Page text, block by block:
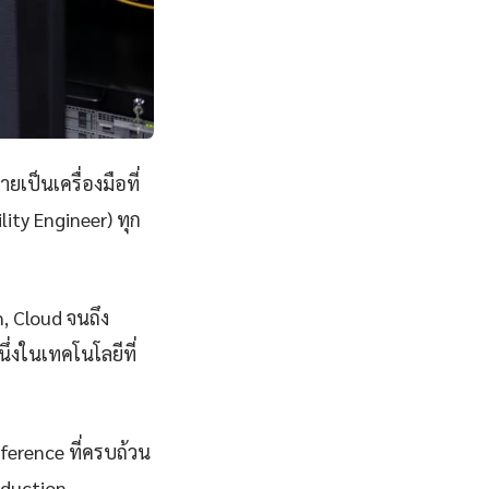
ยเป็นเครื่องมือที่
Engineer) ทุก
Cloud จนถึง
งในเทคโนโลยีที่
ที่ครบถ้วน